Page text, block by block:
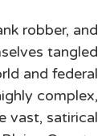
robber, and
tangled
and federal
complex,
vast, satirical